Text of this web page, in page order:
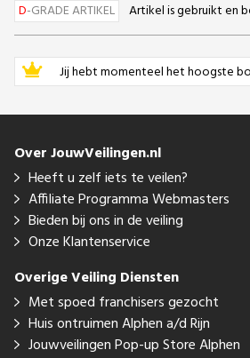
D-GRADE ARTIKEL Artikel is gebruikt en
Jij hebt momenteel het hoogste
Over JouwVeilingen.nl
Heeft u zelf iets te veilen?
Affiliate Programma Webmasters
Bieden bij ons in de veiling
Onze Klantenservice
Overige Veiling Diensten
Met spoed franchisers gezocht
Huis ontruimen Alphen a/d Rijn
Jouwveilingen Pop-up Store Alphen